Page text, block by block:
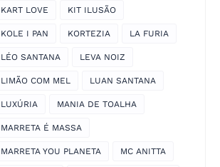
KART LOVE KIT ILUSÃO
KOLE I PAN KORTEZIA LA FURIA
LÉO SANTANA LEVA NOIZ
LIMÃO COM MEL LUAN SANTANA
LUXÚRIA MANIA DE TOALHA
MARRETA É MASSA
MARRETA YOU PLANETA MC ANITTA